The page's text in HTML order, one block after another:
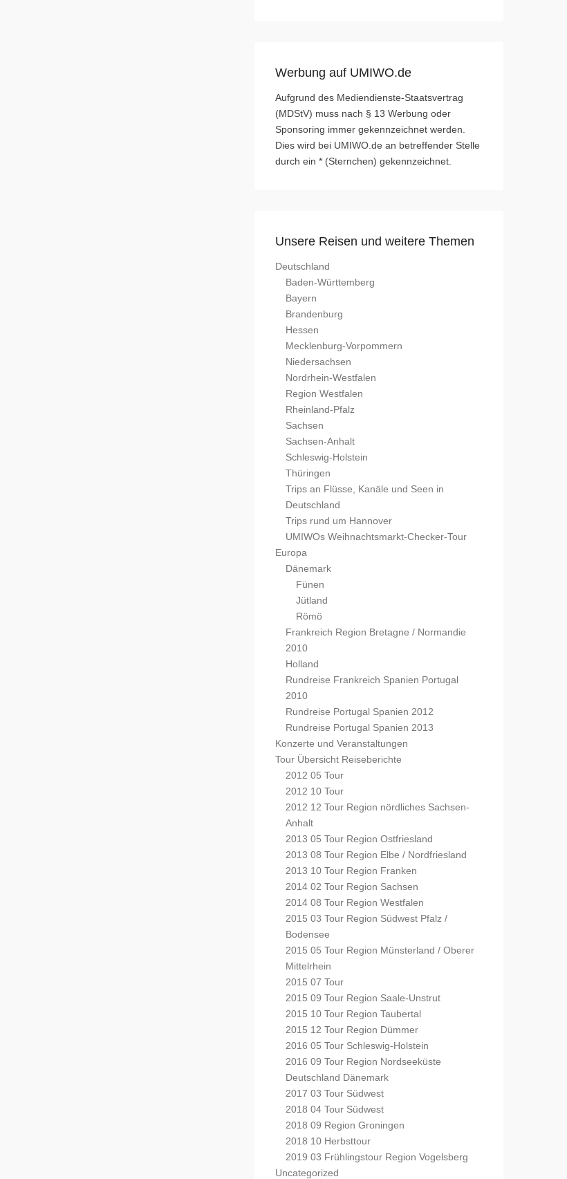
Werbung auf UMIWO.de
Aufgrund des Mediendienste-Staatsvertrag
(MDStV) muss nach § 13 Werbung oder
Sponsoring immer gekennzeichnet werden.
Dies wird bei UMIWO.de an betreffender Stelle
durch ein * (Sternchen) gekennzeichnet.
Unsere Reisen und weitere Themen
Deutschland
Baden-Württemberg
Bayern
Brandenburg
Hessen
Mecklenburg-Vorpommern
Niedersachsen
Nordrhein-Westfalen
Region Westfalen
Rheinland-Pfalz
Sachsen
Sachsen-Anhalt
Schleswig-Holstein
Thüringen
Trips an Flüsse, Kanäle und Seen in
Deutschland
Trips rund um Hannover
UMIWOs Weihnachtsmarkt-Checker-Tour
Europa
Dänemark
Fünen
Jütland
Römö
Frankreich Region Bretagne / Normandie
2010
Holland
Rundreise Frankreich Spanien Portugal
2010
Rundreise Portugal Spanien 2012
Rundreise Portugal Spanien 2013
Konzerte und Veranstaltungen
Tour Übersicht Reiseberichte
2012 05 Tour
2012 10 Tour
2012 12 Tour Region nördliches Sachsen-
Anhalt
2013 05 Tour Region Ostfriesland
2013 08 Tour Region Elbe / Nordfriesland
2013 10 Tour Region Franken
2014 02 Tour Region Sachsen
2014 08 Tour Region Westfalen
2015 03 Tour Region Südwest Pfalz /
Bodensee
2015 05 Tour Region Münsterland / Oberer
Mittelrhein
2015 07 Tour
2015 09 Tour Region Saale-Unstrut
2015 10 Tour Region Taubertal
2015 12 Tour Region Dümmer
2016 05 Tour Schleswig-Holstein
2016 09 Tour Region Nordseeküste
Deutschland Dänemark
2017 03 Tour Südwest
2018 04 Tour Südwest
2018 09 Region Groningen
2018 10 Herbsttour
2019 03 Frühlingstour Region Vogelsberg
Uncategorized